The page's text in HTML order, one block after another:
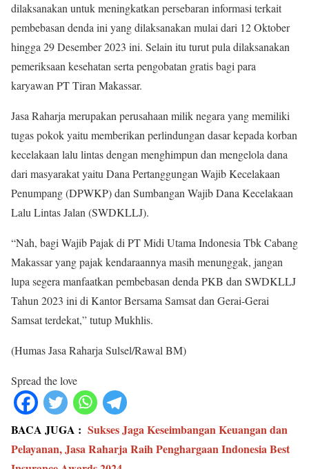
dilaksanakan untuk meningkatkan persebaran informasi terkait
pembebasan denda ini yang dilaksanakan mulai dari 12 Oktober
hingga 29 Desember 2023 ini. Selain itu turut pula dilaksanakan
pemeriksaan kesehatan serta pengobatan gratis bagi para
karyawan PT Tiran Makassar.
Jasa Raharja merupakan perusahaan milik negara yang memiliki
tugas pokok yaitu memberikan perlindungan dasar kepada korban
kecelakaan lalu lintas dengan menghimpun dan mengelola dana
dari masyarakat yaitu Dana Pertanggungan Wajib Kecelakaan
Penumpang (DPWKP) dan Sumbangan Wajib Dana Kecelakaan
Lalu Lintas Jalan (SWDKLLJ).
“Nah, bagi Wajib Pajak di PT Midi Utama Indonesia Tbk Cabang
Makassar yang pajak kendaraannya masih menunggak, jangan
lupa segera manfaatkan pembebasan denda PKB dan SWDKLLJ
Tahun 2023 ini di Kantor Bersama Samsat dan Gerai-Gerai
Samsat terdekat,” tutup Mukhlis.
(Humas Jasa Raharja Sulsel/Rawal BM)
Spread the love
BACA JUGA : Sukses Jaga Keseimbangan Keuangan dan
Pelayanan, Jasa Raharja Raih Penghargaan Indonesia Best